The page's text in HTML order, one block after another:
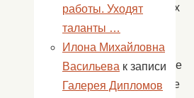
конкурсах
затеях.
Всеобщее
внимание
работы. Уходят
таланты …
Илона Михайловна
Васильева к записи
Галерея Дипломов